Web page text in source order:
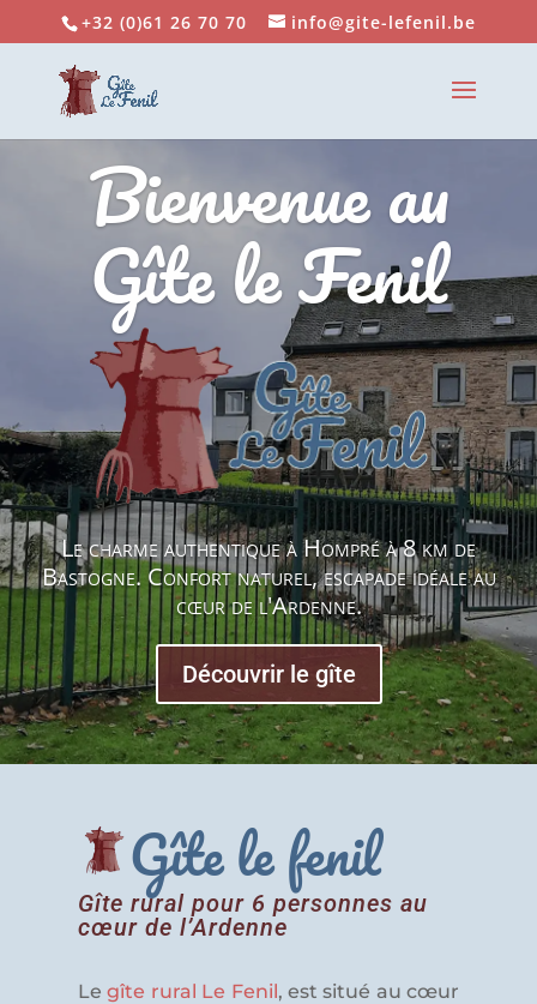
+32 (0)61 26 70 70 info@gite-lefenil.be
Bienvenue au
Gîte le Fenil
Le charme authentique à Hompré à 8 km de
Bastogne. Confort naturel, escapade idéale au
cœur de l'Ardenne.
Découvrir le gîte
Gîte le fenil
Gîte rural pour 6 personnes au
cœur de l’Ardenne
Legîte rural Le Fenil, est situé au cœur